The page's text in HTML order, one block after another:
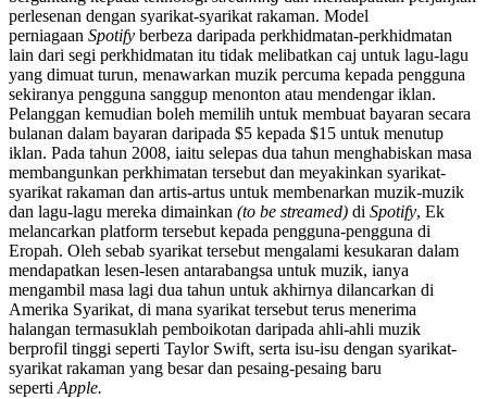
perlesenan dengan syarikat-syarikat rakaman. Model
perniagaan Spotify berbeza daripada perkhidmatan-perkhidmatan
lain dari segi perkhidmatan itu tidak melibatkan caj untuk lagu-lagu
yang dimuat turun, menawarkan muzik percuma kepada pengguna
sekiranya pengguna sanggup menonton atau mendengar iklan.
Pelanggan kemudian boleh memilih untuk membuat bayaran secara
bulanan dalam bayaran daripada $5 kepada $15 untuk menutup
iklan. Pada tahun 2008, iaitu selepas dua tahun menghabiskan masa
membangunkan perkhimatan tersebut dan meyakinkan syarikat-
syarikat rakaman dan artis-artus untuk membenarkan muzik-muzik
dan lagu-lagu mereka dimainkan (to be streamed) di Spotify, Ek
melancarkan platform tersebut kepada pengguna-pengguna di
Eropah. Oleh sebab syarikat tersebut mengalami kesukaran dalam
mendapatkan lesen-lesen antarabangsa untuk muzik, ianya
mengambil masa lagi dua tahun untuk akhirnya dilancarkan di
Amerika Syarikat, di mana syarikat tersebut terus menerima
halangan termasuklah pemboikotan daripada ahli-ahli muzik
berprofil tinggi seperti Taylor Swift, serta isu-isu dengan syarikat-
syarikat rakaman yang besar dan pesaing-pesaing baru
sepertiApple.